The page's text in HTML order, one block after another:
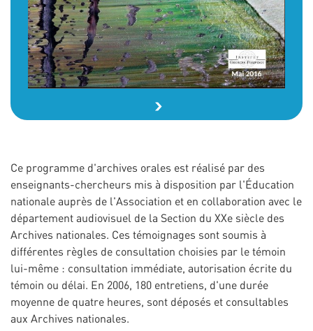
Ce programme d'archives orales est réalisé par des
enseignants-chercheurs mis à disposition par l'Éducation
nationale auprès de l'Association et en collaboration avec le
département audiovisuel de la Section du XXe siècle des
Archives nationales. Ces témoignages sont soumis à
différentes règles de consultation choisies par le témoin
lui-même : consultation immédiate, autorisation écrite du
témoin ou délai. En 2006, 180 entretiens, d'une durée
moyenne de quatre heures, sont déposés et consultables
aux Archives nationales.